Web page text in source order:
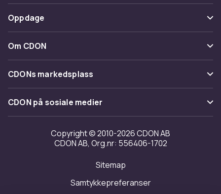
Spor pakke
Angre & returner her
Kontakt oss
Betaling
Levering
Tilbakekallinger
Oppdage
Kategorier
Varemerker
Om CDON
Om oss
Kundeanmeldelser
Jobbe på CDON
Investor relations
Tilgjengelighet
CDONs markedsplass
Merchant Help Center
CDON på sosiale medier
Copyright © 2010-2026 CDON AB
CDON AB, Org.nr: 556406-1702
Sitemap
Samtykkepreferanser